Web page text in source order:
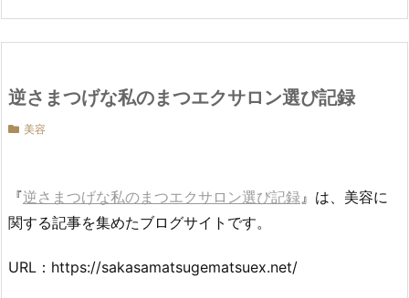
逆さまつげな私のまつエクサロン選び記録
美容
『逆さまつげな私のまつエクサロン選び記録 』は、美容に
関する記事を集めたブログサイトです。
URL：https://sakasamatsugematsuex.net/